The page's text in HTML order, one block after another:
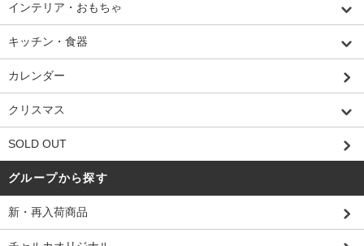
インテリア・おもちゃ
キッチン・食器
カレンダー
クリスマス
SOLD OUT
グループから探す
新・再入荷商品